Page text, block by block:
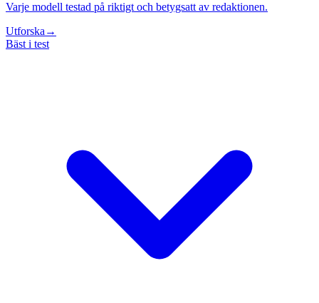
Varje modell testad på riktigt och betygsatt av redaktionen.
Utforska →
Bäst i test